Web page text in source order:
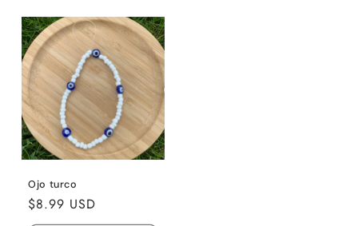
Default
Title
Default
Title
Ojo turco
Precio
$8.99 USD